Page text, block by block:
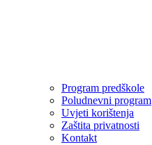
Program predškole
Poludnevni program
Uvjeti korištenja
Zaštita privatnosti
Kontakt